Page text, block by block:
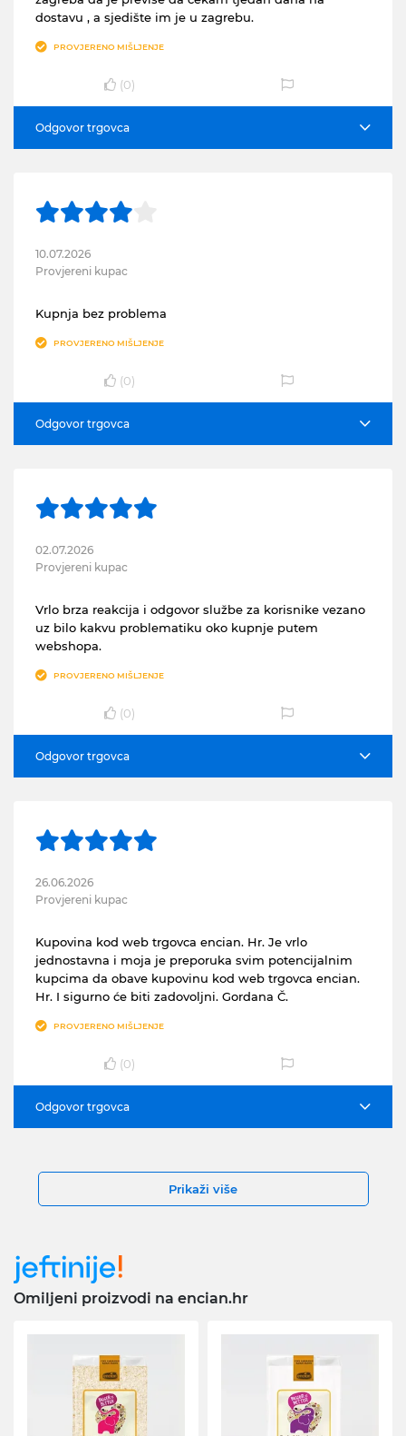
dostavu , a sjedište im je u zagrebu.
PROVJERENO MIŠLJENJE
(0)
Odgovor trgovca
10.07.2026
Provjereni kupac
Kupnja bez problema
PROVJERENO MIŠLJENJE
(0)
Odgovor trgovca
02.07.2026
Provjereni kupac
Vrlo brza reakcija i odgovor službe za korisnike vezano
uz bilo kakvu problematiku oko kupnje putem
webshopa.
PROVJERENO MIŠLJENJE
(0)
Odgovor trgovca
26.06.2026
Provjereni kupac
Kupovina kod web trgovca encian. Hr. Je vrlo
jednostavna i moja je preporuka svim potencijalnim
kupcima da obave kupovinu kod web trgovca encian.
Hr. I sigurno će biti zadovoljni. Gordana Č.
PROVJERENO MIŠLJENJE
(0)
Odgovor trgovca
Prikaži više
Omiljeni proizvodi na encian.hr